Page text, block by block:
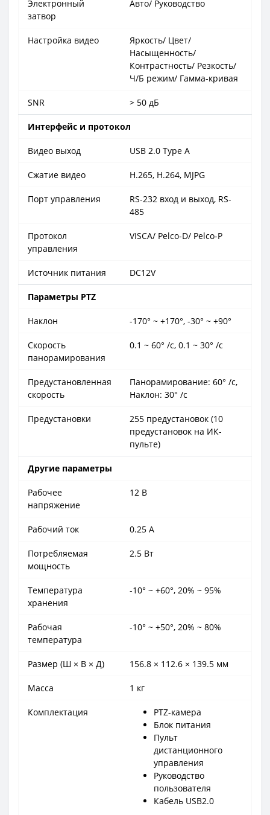
Электронный
затвор
Авто/ Руководство
Настройка видео
Яркость/ Цвет/
Насыщенность/
Контрастность/ Резкость/
Ч/Б режим/ Гамма-кривая
SNR > 50 дБ
Интерфейс и протокол
Видео выход USB 2.0 Type А
Сжатие видео H.265, H.264, MJPG
Порт управления
RS-232 вход и выход, RS-
485
Протокол
управления
VISCA/ Pelco-D/ Pelco-P
Источник питания DC12V
Параметры PTZ
Наклон -170° ~ +170°, -30° ~ +90°
Скорость
панорамирования
0.1 ~ 60° /с, 0.1 ~ 30° /с
Предустановленная
скорость
Панорамирование: 60° /с,
Наклон: 30° /с
Предустановки
255 предустановок (10
предустановок на ИК-
пульте)
Другие параметры
Рабочее
напряжение
12 В
Рабочий ток 0.25 А
Потребляемая
мощность
2.5 Вт
Температура
хранения
-10° ~ +60°, 20% ~ 95%
Рабочая
температура
-10° ~ +50°, 20% ~ 80%
Размер (Ш × В × Д) 156.8 × 112.6 × 139.5 мм
Масса 1 кг
Комплектация
PTZ-камера
Блок питания
Пульт
дистанционного
управления
Руководство
пользователя
Кабель USB2.0